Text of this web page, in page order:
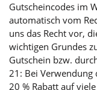
Gutscheincodes im
automatisch vom
uns das Recht vor,
wichtigen Grundes
Gutschein bzw.
21: Bei Verwendung
20 % Rabatt auf